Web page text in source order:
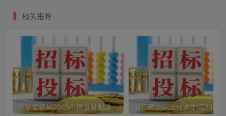
相关推荐
市场监管局2025年度食材配送采购公告